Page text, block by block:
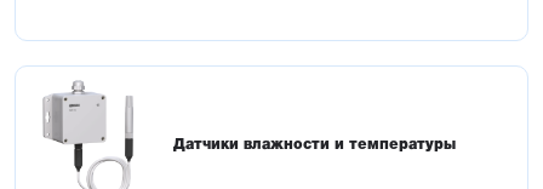
Датчики влажности и температуры